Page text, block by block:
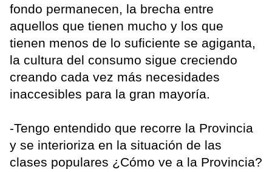
fondo permanecen, la brecha entre
aquellos que tienen mucho y los que
tienen menos de lo suficiente se agiganta,
la cultura del consumo sigue creciendo
creando cada vez más necesidades
inaccesibles para la gran mayoría.
-Tengo entendido que recorre la Provincia
y se interioriza en la situación de las
clases populares ¿Cómo ve a la Provincia?